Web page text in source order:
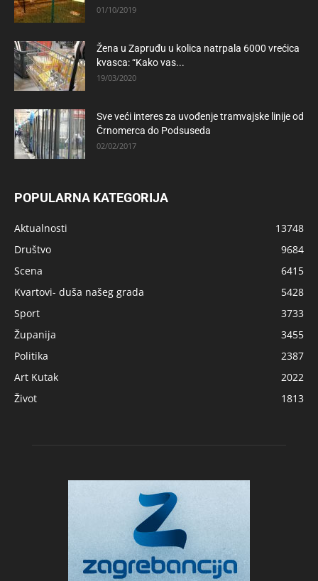
01/10/2019
Žena u Zapruđu u kolica natrpala 6000 vrećica
kvasca: “Kako vas...
19/03/2020
Sve veći interes za uvođenje tramvajske linije od
Črnomerca do Podsuseda
02/02/2017
POPULARNA KATEGORIJA
Aktualnosti
13748
Društvo
9684
Scena
6415
Kvartovi- duša našeg grada
5428
Sport
3733
Županija
3455
Politika
2387
Art Kutak
2022
Život
1813